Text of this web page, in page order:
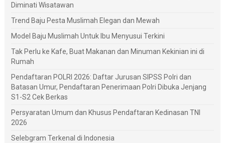
Diminati Wisatawan
Trend Baju Pesta Muslimah Elegan dan Mewah
Model Baju Muslimah Untuk Ibu Menyusui Terkini
Tak Perlu ke Kafe, Buat Makanan dan Minuman Kekinian ini di
Rumah
Pendaftaran POLRI 2026: Daftar Jurusan SIPSS Polri dan
Batasan Umur, Pendaftaran Penerimaan Polri Dibuka Jenjang
S1-S2 Cek Berkas
Persyaratan Umum dan Khusus Pendaftaran Kedinasan TNI
2026
Selebgram Terkenal di Indonesia